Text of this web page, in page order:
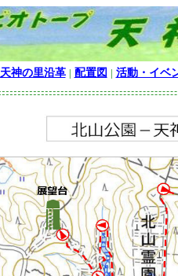
天神の里沿革 配置図 活動・イベ